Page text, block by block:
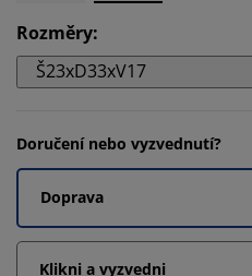
Rozměry:
Š23xD33xV17
Doručení nebo vyzvednutí?
Doprava
Klikni a vyzvedni